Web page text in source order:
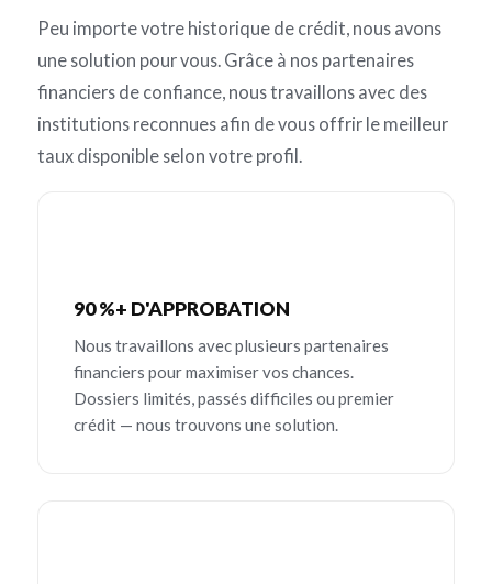
Peu importe votre historique de crédit, nous avons
une solution pour vous. Grâce à nos partenaires
financiers de confiance, nous travaillons avec des
institutions reconnues afin de vous offrir le meilleur
taux disponible selon votre profil.
90 %+ D'APPROBATION
Nous travaillons avec plusieurs partenaires
financiers pour maximiser vos chances.
Dossiers limités, passés difficiles ou premier
crédit — nous trouvons une solution.